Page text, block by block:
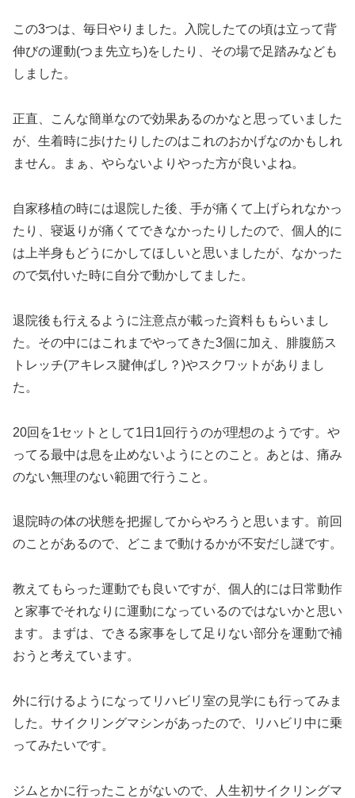
この3つは、毎日やりました。入院したての頃は立って背
伸びの運動(つま先立ち)をしたり、その場で足踏みなども
しました。
正直、こんな簡単なので効果あるのかなと思っていました
が、生着時に歩けたりしたのはこれのおかげなのかもしれ
ません。まぁ、やらないよりやった方が良いよね。
自家移植の時には退院した後、手が痛くて上げられなかっ
たり、寝返りが痛くてできなかったりしたので、個人的に
は上半身もどうにかしてほしいと思いましたが、なかった
ので気付いた時に自分で動かしてました。
退院後も行えるように注意点が載った資料ももらいまし
た。その中にはこれまでやってきた3個に加え、腓腹筋ス
トレッチ(アキレス腱伸ばし？)やスクワットがありまし
た。
20回を1セットとして1日1回行うのが理想のようです。や
ってる最中は息を止めないようにとのこと。あとは、痛み
のない無理のない範囲で行うこと。
退院時の体の状態を把握してからやろうと思います。前回
のことがあるので、どこまで動けるかが不安だし謎です。
教えてもらった運動でも良いですが、個人的には日常動作
と家事でそれなりに運動になっているのではないかと思い
ます。まずは、できる家事をして足りない部分を運動で補
おうと考えています。
外に行けるようになってリハビリ室の見学にも行ってみま
した。サイクリングマシンがあったので、リハビリ中に乗
ってみたいです。
ジムとかに行ったことがないので、人生初サイクリングマ